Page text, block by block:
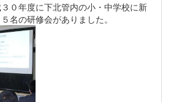
０年度に下北管内の小・中学校に新
名の研修会がありました。